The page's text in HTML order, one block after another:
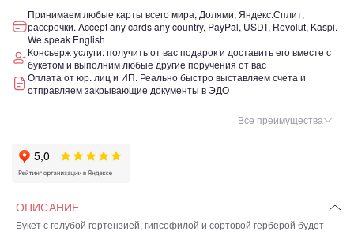
Принимаем любые карты всего мира, Долями, Яндекс.Сплит,
рассрочки. Accept any cards any country, PayPal, USDT, Revolut, Kaspi.
We speak English
Консьерж услуги: получить от вас подарок и доставить его вместе с
букетом и выполним любые другие поручения от вас
Оплата от юр. лиц и ИП. Реально быстро выставляем счета и
отправляем закрывающие документы в ЭДО
Все преимущества
ОПИСАНИЕ
Букет с голубой гортензией, гипсофилой и сортовой герберой будет